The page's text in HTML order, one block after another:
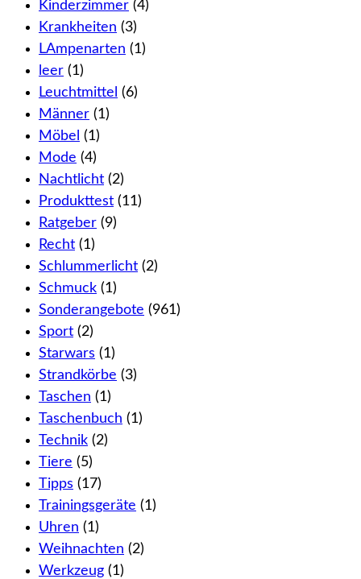
Kinderzimmer (4)
Krankheiten (3)
LAmpenarten (1)
leer (1)
Leuchtmittel (6)
Männer (1)
Möbel (1)
Mode (4)
Nachtlicht (2)
Produkttest (11)
Ratgeber (9)
Recht (1)
Schlummerlicht (2)
Schmuck (1)
Sonderangebote (961)
Sport (2)
Starwars (1)
Strandkörbe (3)
Taschen (1)
Taschenbuch (1)
Technik (2)
Tiere (5)
Tipps (17)
Trainingsgeräte (1)
Uhren (1)
Weihnachten (2)
Werkzeug (1)